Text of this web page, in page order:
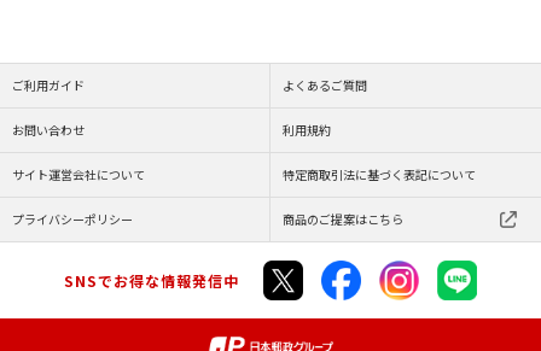
ご利用ガイド よくあるご質問
お問い合わせ 利用規約
サイト運営会社について 特定商取引法に基づく表記について
プライバシーポリシー 商品のご提案はこちら
SNSでお得な情報発信中